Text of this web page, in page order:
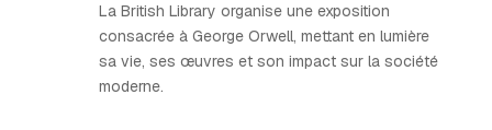
La British Library organise une exposition
consacrée à George Orwell, mettant en lumière
sa vie, ses œuvres et son impact sur la société
moderne.